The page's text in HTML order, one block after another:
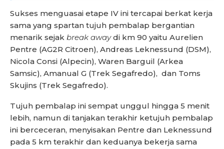
Sukses menguasai etape IV ini tercapai berkat kerja
sama yang spartan tujuh pembalap bergantian
menarik sejak break awaydi km 90 yaitu Aurelien
Pentre (AG2R Citroen), Andreas Leknessund (DSM),
Nicola Consi (Alpecin), Waren Barguil (Arkea
Samsic), Amanual G (Trek Segafredo), dan Toms
Skujins (Trek Segafredo).
Tujuh pembalap ini sempat unggul hingga 5 menit
lebih, namun di tanjakan terakhir ketujuh pembalap
ini berceceran, menyisakan Pentre dan Leknessund
pada 5 km terakhir dan keduanya bekerja sama